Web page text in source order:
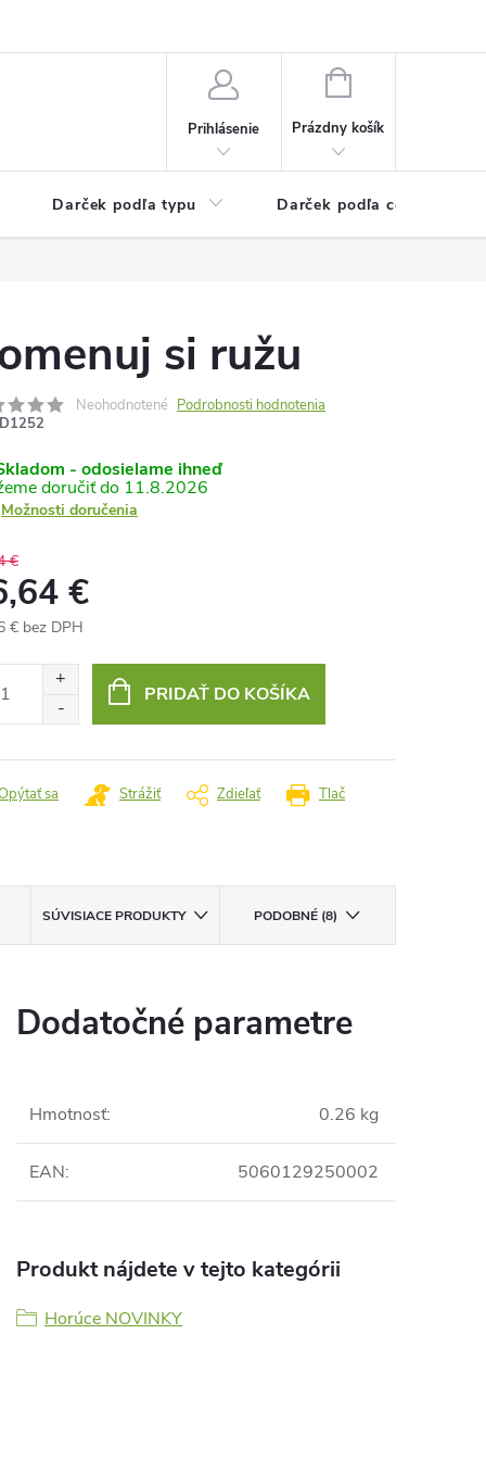
Prihlásenie
NÁKUPNÝ
Prázdny košík
Darček podľa typu Darček podľa ceny
si ružu
Neohodnotené Podrobnosti hodnotenia
D1252
- odosielame ihneď
11.8.2026
Možnosti doručenia
€
€
€ bez DPH
PRIDAŤ DO KOŠÍKA
Tlač
sa Strážiť Zdieľať
SÚVISIACE PRODUKTY PODOBNÉ (8)
Dodatočné parametre
Hmotnosť: 0.26 kg
EAN: 5060129250002
Produkt nájdete v tejto kategórii
Horúce NOVINKY